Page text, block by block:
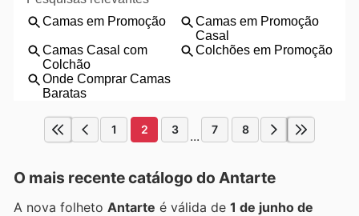
1 2 3 ... 7 8
O mais recente catálogo do Antarte
A nova folheto Antarte é válida de 1 de junho de